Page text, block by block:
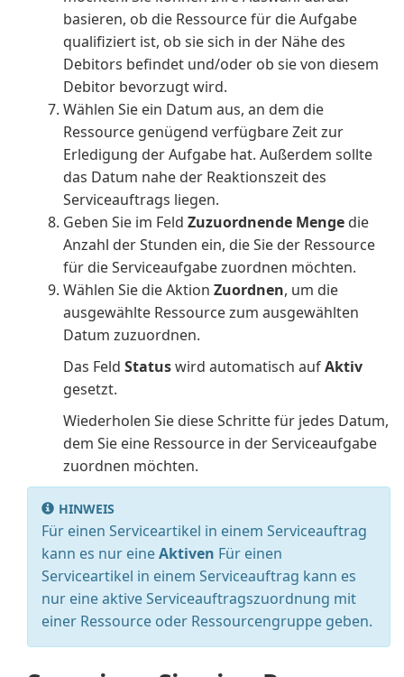
basieren, ob die Ressource für die Aufgabe
qualifiziert ist, ob sie sich in der Nähe des
Debitors befindet und/oder ob sie von diesem
Debitor bevorzugt wird.
Wählen Sie ein Datum aus, an dem die
Ressource genügend verfügbare Zeit zur
Erledigung der Aufgabe hat. Außerdem sollte
das Datum nahe der Reaktionszeit des
Serviceauftrags liegen.
Geben Sie im Feld Zuzuordnende Menge die
Anzahl der Stunden ein, die Sie der Ressource
für die Serviceaufgabe zuordnen möchten.
Wählen Sie die Aktion Zuordnen, um die
ausgewählte Ressource zum ausgewählten
Datum zuzuordnen.
Das Feld Statuswird automatisch aufAktiv
gesetzt.
Wiederholen Sie diese Schritte für jedes Datum,
dem Sie eine Ressource in der Serviceaufgabe
zuordnen möchten.
HINWEIS
Für einen Serviceartikel in einem Serviceauftrag
kann es nur eineAktiven Für einen
Serviceartikel in einem Serviceauftrag kann es
nur eine aktive Serviceauftragszuordnung mit
einer Ressource oder Ressourcengruppe geben.